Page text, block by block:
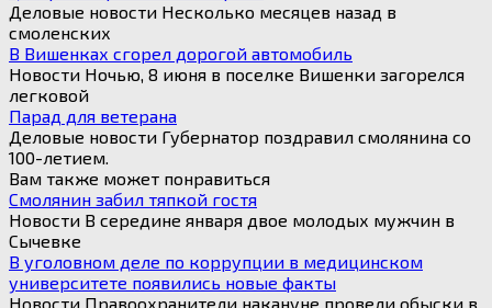
Деловые новости Несколько месяцев назад в
смоленских
В Вишенках сгорел дорогой автомобиль
Новости Ночью, 8 июня в поселке Вишенки загорелся
легковой
Парад для ветерана
Деловые новости Губернатор поздравил смолянина со
100-летием.
Вам также может понравиться
Смолянин забил тяпкой гостя
Новости В середине января двое молодых мужчин в
Сычевке
В уголовном деле по коррупции в медицинском
университете появились новые факты
Новости Правоохранители накануне провели обыски в